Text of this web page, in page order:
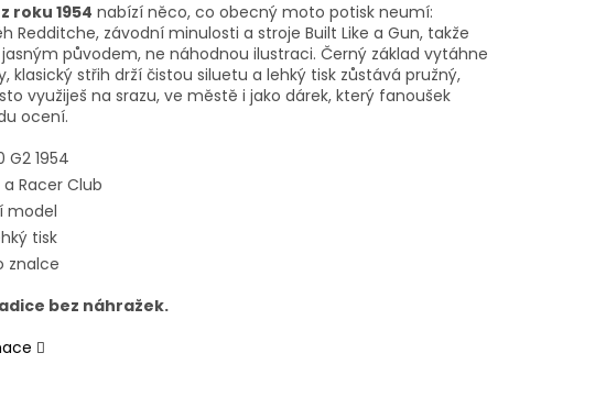
roku 1954 nabízí něco, co obecný moto potisk neumí:
Redditche, závodní minulosti a stroje Built Like a Gun, takže
původem, ne náhodnou ilustraci. Černý základ vytáhne
klasický střih drží čistou siluetu a lehký tisk zůstává pružný,
využiješ na srazu, ve městě i jako dárek, který fanoušek
ocení.
G2 1954
Racer Club
model
tisk
znalce
bez náhražek.